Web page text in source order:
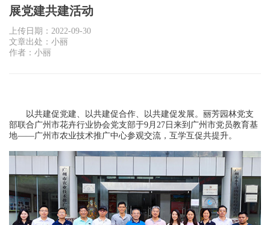
展党建共建活动
上传日期：2022-09-30
文章出处：小丽
作者：小丽
以共建促党建、以共建促合作、以共建促发展。丽芳园林党支
部联合广州市花卉行业协会党支部于9月27日来到广州市党员教育基
地——广州市农业技术推广中心参观交流，互学互促共提升。